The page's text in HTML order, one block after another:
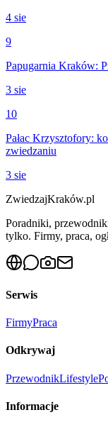
4 sie
9
Papugarnia Kraków:
3 sie
10
Pałac Krzysztofory:
zwiedzaniu
3 sie
ZwiedzajKraków.pl
Poradniki,
tylko. Firmy, praca,
Serwis
FirmyPraca
Odkrywaj
PrzewodnikLifestyle
Informacje